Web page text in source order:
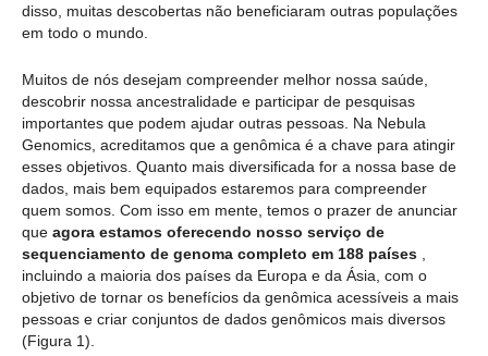
disso, muitas descobertas não beneficiaram outras populações
em todo o mundo.
Muitos de nós desejam compreender melhor nossa saúde,
descobrir nossa ancestralidade e participar de pesquisas
importantes que podem ajudar outras pessoas. Na Nebula
Genomics, acreditamos que a genômica é a chave para atingir
esses objetivos. Quanto mais diversificada for a nossa base de
dados, mais bem equipados estaremos para compreender
quem somos. Com isso em mente, temos o prazer de anunciar
que agora estamos oferecendo nosso serviço de
sequenciamento de genoma completo em 188 países
incluindo a maioria dos países da Europa e da Ásia, com o
objetivo de tornar os benefícios da genômica acessíveis a mais
pessoas e criar conjuntos de dados genômicos mais diversos
(Figura 1).